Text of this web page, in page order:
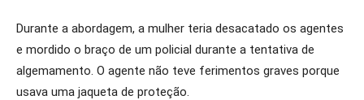
Durante a abordagem, a mulher teria desacatado os agentes
e mordido o braço de um policial durante a tentativa de
algemamento. O agente não teve ferimentos graves porque
usava uma jaqueta de proteção.